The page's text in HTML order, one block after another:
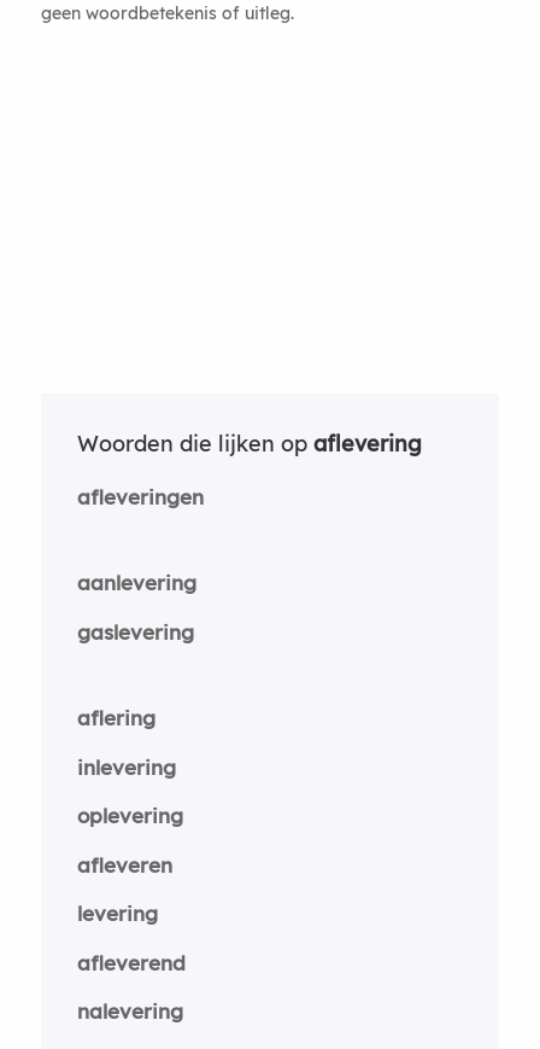
geen woordbetekenis of uitleg.
Woorden die lijken op aflevering
afleveringen
aanlevering
gaslevering
aflering
inlevering
oplevering
afleveren
levering
afleverend
nalevering